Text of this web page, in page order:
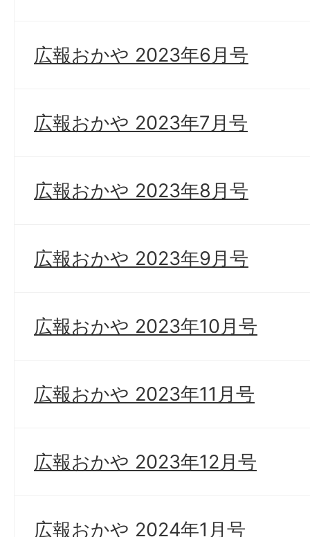
広報おかや 2023年6月号
広報おかや 2023年7月号
広報おかや 2023年8月号
広報おかや 2023年9月号
広報おかや 2023年10月号
広報おかや 2023年11月号
広報おかや 2023年12月号
広報おかや 2024年1月号